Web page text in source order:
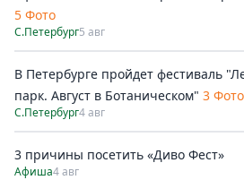
5 Фото
С.Петербург5 авг
В Петербурге пройдет фестиваль
парк. Август в Ботаническом" 3 Фото
С.Петербург4 авг
3 причины посетить «Диво Фест»
Афиша4 авг